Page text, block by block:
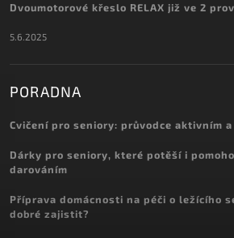
Dvoumotorové křeslo RELAX již ve 2
5.6.2025
PORADNA
Cvičení pro seniory: průvodce aktivním
Dárky pro seniory, které potěší i
darováním
Příprava domácnosti na péči o ležícího
dobré zajistit?